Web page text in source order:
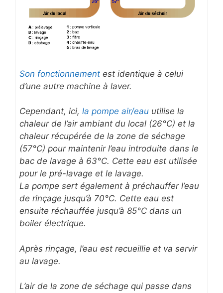
Son fonctionnement est identique à celui
d’une autre machine à laver.
Cependant, ici, la pompe air/eau utilise la
chaleur de l’air ambiant du local (26°C) et la
chaleur récupérée de la zone de séchage
(57°C) pour maintenir l’eau introduite dans le
bac de lavage à 63°C. Cette eau est utilisée
pour le pré-lavage et le lavage.
La pompe sert également à préchauffer l’eau
de rinçage jusqu’à 70°C. Cette eau est
ensuite réchauffée jusqu’à 85°C dans un
boiler électrique.
Après rinçage, l’eau est recueillie et va servir
au lavage.
L’air de la zone de séchage qui passe dans